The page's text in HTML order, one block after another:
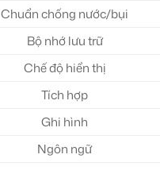
Chuẩn chống nước/bụi
Bộ nhớ lưu trữ
Chế độ hiển thị
Tích hợp
Ghi hình
Ngôn ngữ